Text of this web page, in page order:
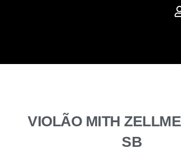
VIOLÃO MITH
SB